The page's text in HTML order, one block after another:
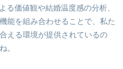
る価値観や結婚温度感の分析、
能を組み合わせることで、私た
える環境が提供されているの
。